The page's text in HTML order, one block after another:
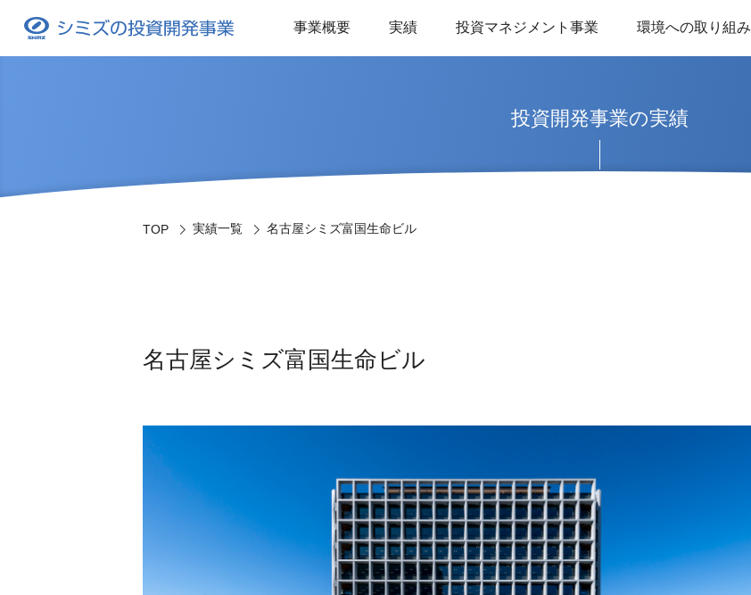
事業概要 実績 投資マネジメント事業 環境への取り組み
投資開発事業の実績
TOP 実績一覧 名古屋シミズ富国生命ビル
名古屋シミズ富国生命ビル